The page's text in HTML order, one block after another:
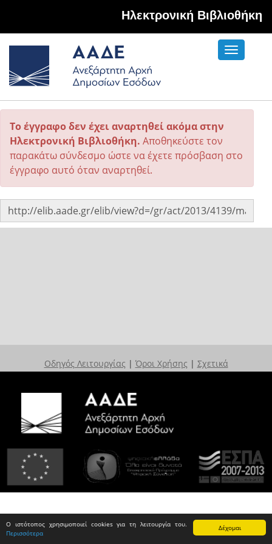
Δέχομαι
Ο ιστότοπος χρησιμοποιεί cookies για τη λειτουργία του.
Περισσότερα
Hλεκτρονική Βιβλιοθήκη
Toggle
Το έγγραφο δεν έχει αναρτηθεί ακόμα στην
Ηλεκτρονική Βιβλιοθήκη. Αποθηκεύστε τον
παρακάτω σύνδεσμο ώστε να έχετε πρόσβαση στο
έγγραφο αυτό όταν αναρτηθεί.
Οδηγός Λειτουργίας | Όροι Χρήσης | Σχετικά